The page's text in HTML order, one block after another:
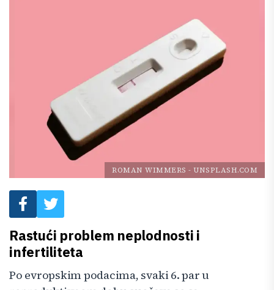
ROMAN WIMMERS - UNSPLASH.COM
Rastući problem neplodnosti i
infertiliteta
Po evropskim podacima, svaki 6. par u